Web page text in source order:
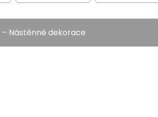
– Nástěnné dekorace